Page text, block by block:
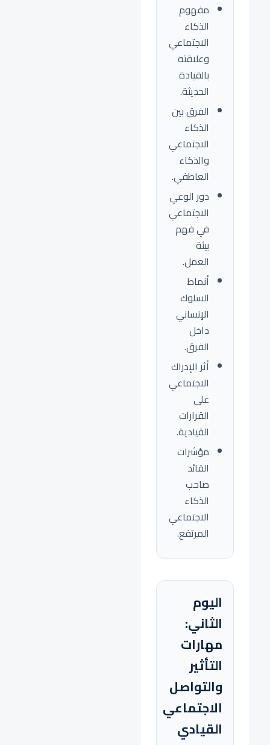
مفهوم
الذكاء
الاجتماعي
وعلاقته
بالقيادة
الحديثة.
الفرق بين
الذكاء
الاجتماعي
والذكاء
العاطفي.
دور الوعي
الاجتماعي
في فهم
بيئة
العمل.
أنماط
السلوك
الإنساني
داخل
الفرق.
أثر الإدراك
الاجتماعي
على
القرارات
القيادية.
مؤشرات
القائد
صاحب
الذكاء
الاجتماعي
المرتفع.
اليوم
الثاني:
مهارات
التأثير
والتواصل
الاجتماعي
القيادي